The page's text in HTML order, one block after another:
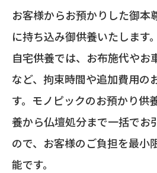
お客様からお預かりした御本
に持ち込み御供養いたします。
自宅供養では、お布施代やお
など、拘束時間や追加費用の
す。モノピックのお預かり供
養から仏壇処分まで一括でお
ので、お客様のご負担を最小
能です。